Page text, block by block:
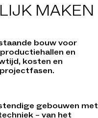
MAKEN
bouw voor
en
kosten en
gebouwen met
– van het